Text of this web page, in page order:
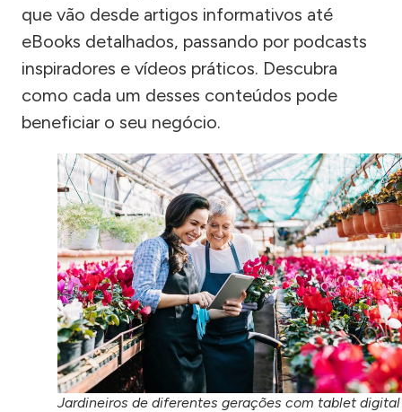
que vão desde artigos informativos até
eBooks detalhados, passando por podcasts
inspiradores e vídeos práticos. Descubra
como cada um desses conteúdos pode
beneficiar o seu negócio.
Jardineiros de diferentes gerações com tablet digital